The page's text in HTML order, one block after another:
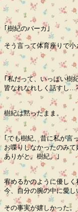
｢樹紀のバーカ｣
そう言って体育座りで小
｢私だって、いっぱい樹
皆なれなれしく話すし
樹紀は黙ったまま。
｢でも樹紀、昔に私が言
お喋りしなかったのみて
ありがと。樹紀。｣
宥めるかのように優しく
今、自分の腕の中に愛し
その事実が嬉しかった。